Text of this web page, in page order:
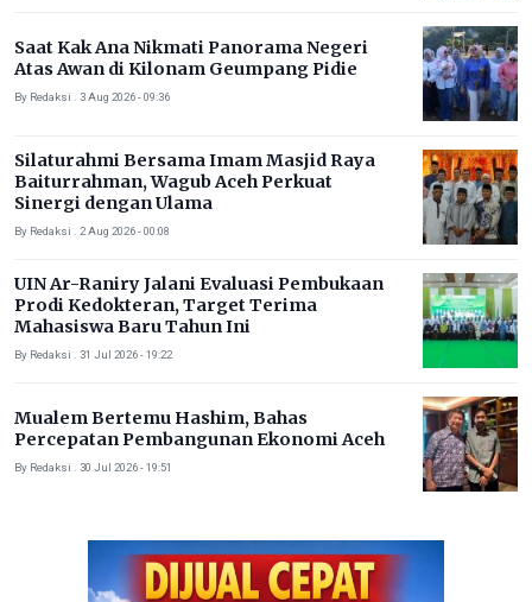
Saat Kak Ana Nikmati Panorama Negeri
Atas Awan di Kilonam Geumpang Pidie
By Redaksi . 3 Aug 2026 - 09:36
Silaturahmi Bersama Imam Masjid Raya
Baiturrahman, Wagub Aceh Perkuat
Sinergi dengan Ulama
By Redaksi . 2 Aug 2026 - 00:08
UIN Ar-Raniry Jalani Evaluasi Pembukaan
Prodi Kedokteran, Target Terima
Mahasiswa Baru Tahun Ini
By Redaksi . 31 Jul 2026 - 19:22
Mualem Bertemu Hashim, Bahas
Percepatan Pembangunan Ekonomi Aceh
By Redaksi . 30 Jul 2026 - 19:51